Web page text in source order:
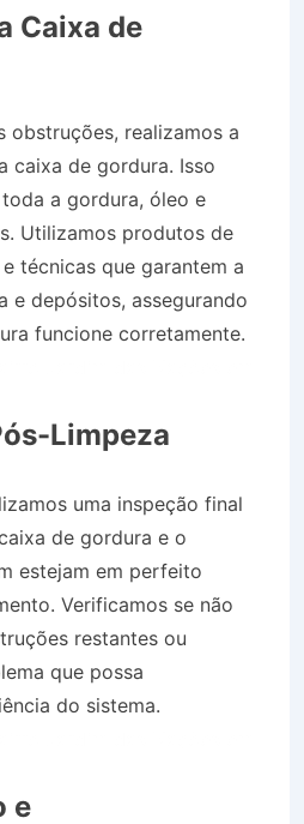
Caixa de
obstruções, realizamos a
caixa de gordura. Isso
a gordura, óleo e
Utilizamos produtos de
técnicas que garantem a
e depósitos, assegurando
funcione corretamente.
Limpeza
uma inspeção final
de gordura e o
estejam em perfeito
Verificamos se não
restantes ou
que possa
do sistema.
e